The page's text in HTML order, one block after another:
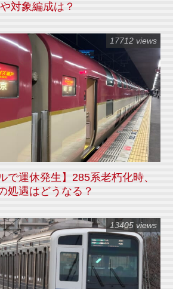
対象編成は？
で運休発生】285系老朽化時、
処遇はどうなる？
17712 views
13405 views